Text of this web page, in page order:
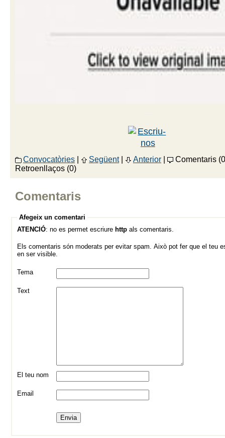
Convocatòries Següent| Anterior
Comentaris
Retroenllaços (0)
Comentaris
Afegeix un comentari
ATENCIÓ: no es permet escriure http als comentaris.
Els comentaris són moderats per evitar spam. Això pot fer que el teu
en ser visible.
Tema
Text
El teu nom
Email